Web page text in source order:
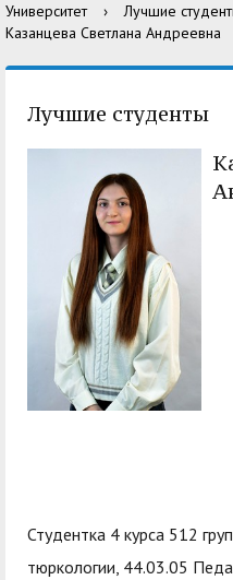
организация высшей
Образовательный
служением»
Университет › Лучшие
Казанцева Светлана Андреевна
Лучшие студенты
Студентка 4 курса 512
тюркологии, 44.03.05